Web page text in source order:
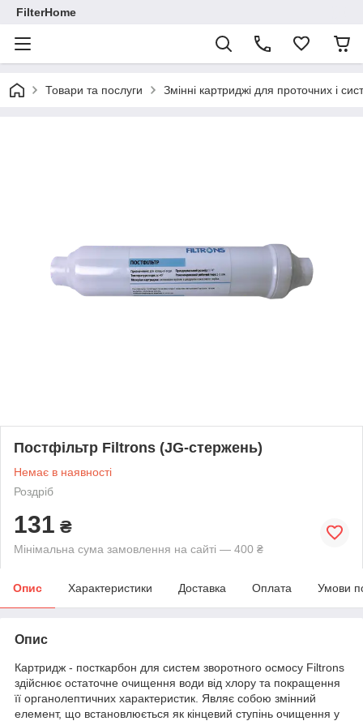
FilterHome
Товари та послуги Змінні картриджі для проточних і
Постфільтр Filtrons (JG-стержень)
Немає в наявності
Роздріб
131 ₴
Мінімальна сума замовлення на сайті — 400 ₴
Опис Характеристики Доставка Оплата Умови
Опис
Картридж - посткарбон для систем зворотного осмосу Filtrons
здійснює остаточне очищення води від хлору та покращення
її органолептичних характеристик. Являє собою змінний
елемент, що встановлюється як кінцевий ступінь очищення у